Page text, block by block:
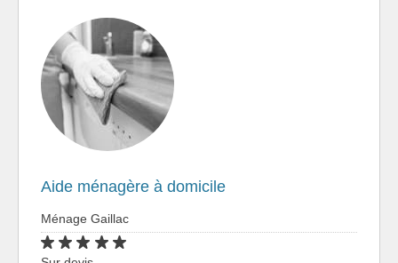
Aide ménagère à domicile
Ménage Gaillac